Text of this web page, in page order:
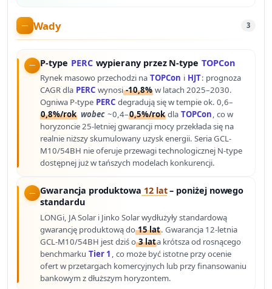
Wady 3
P-type PERC wypierany przez N-type TOPCon
Rynek masowo przechodzi na TOPCon i HJT: prognoza
CAGR dla PERC wynosi-10,8% w latach 2025–2030.
Ogniwa P-type PERC degradują się w tempie ok. 0,6–
0,8%/rok wobec ~0,4–0,5%/rok dla TOPCon, co w
horyzoncie 25-letniej gwarancji mocy przekłada się na
realnie niższy skumulowany uzysk energii. Seria GCL-
M10/54BH nie oferuje przewagi technologicznej N-type
dostępnej już w tańszych modelach konkurencji.
Gwarancja produktowa 12 lat– poniżej nowego
standardu
LONGi, JA Solar i Jinko Solar wydłużyły standardową
gwarancję produktową do15 lat. Gwarancja 12-letnia
GCL-M10/54BH jest dziś o3 lata krótsza od rosnącego
benchmarku Tier 1 , co może być istotne przy ocenie
ofert w przetargach komercyjnych lub przy finansowaniu
bankowym z dłuższym horyzontem.